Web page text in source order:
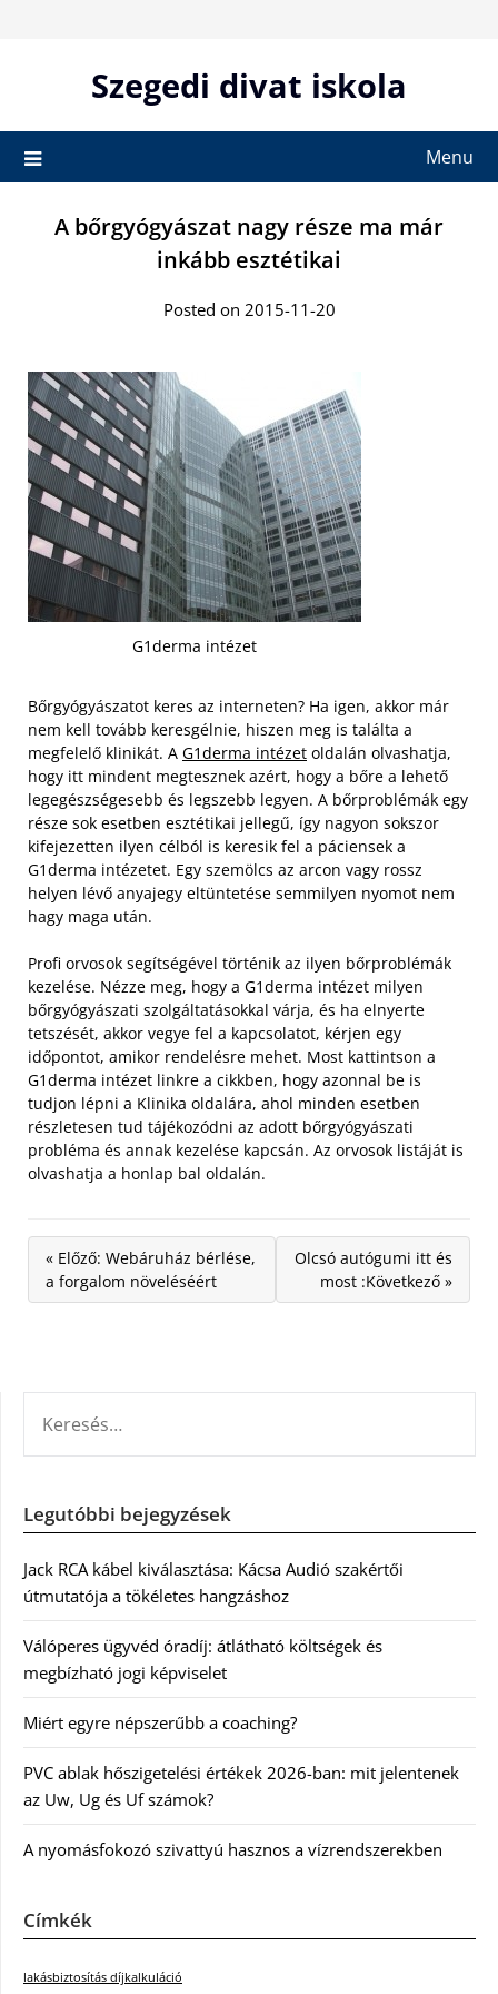
Szegedi divat iskola
Menu
A bőrgyógyászat nagy része ma már
inkább esztétikai
Posted on 2015-11-20
G1derma intézet
Bőrgyógyászatot keres az interneten? Ha igen, akkor már
nem kell tovább keresgélnie, hiszen meg is találta a
megfelelő klinikát. A G1derma intézet oldalán olvashatja,
hogy itt mindent megtesznek azért, hogy a bőre a lehető
legegészségesebb és legszebb legyen. A bőrproblémák egy
része sok esetben esztétikai jellegű, így nagyon sokszor
kifejezetten ilyen célból is keresik fel a páciensek a
G1derma intézetet. Egy szemölcs az arcon vagy rossz
helyen lévő anyajegy eltüntetése semmilyen nyomot nem
hagy maga után.
Profi orvosok segítségével történik az ilyen bőrproblémák
kezelése. Nézze meg, hogy a G1derma intézet milyen
bőrgyógyászati szolgáltatásokkal várja, és ha elnyerte
tetszését, akkor vegye fel a kapcsolatot, kérjen egy
időpontot, amikor rendelésre mehet. Most kattintson a
G1derma intézet linkre a cikkben, hogy azonnal be is
tudjon lépni a Klinika oldalára, ahol minden esetben
részletesen tud tájékozódni az adott bőrgyógyászati
probléma és annak kezelése kapcsán. Az orvosok listáját is
olvashatja a honlap bal oldalán.
« Előző: Webáruház bérlése,
a forgalom növeléséért
Olcsó autógumi itt és
most :Következő »
Legutóbbi bejegyzések
Jack RCA kábel kiválasztása: Kácsa Audió szakértői
útmutatója a tökéletes hangzáshoz
Válóperes ügyvéd óradíj: átlátható költségek és
megbízható jogi képviselet
Miért egyre népszerűbb a coaching?
PVC ablak hőszigetelési értékek 2026-ban: mit jelentenek
az Uw, Ug és Uf számok?
A nyomásfokozó szivattyú hasznos a vízrendszerekben
Címkék
lakásbiztosítás díjkalkuláció